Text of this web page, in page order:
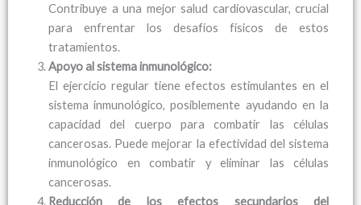
Contribuye a una mejor salud cardiovascular, crucial
para enfrentar los desafíos físicos de estos
tratamientos.
Apoyo al sistema inmunológico:
El ejercicio regular tiene efectos estimulantes en el
sistema inmunológico, posiblemente ayudando en la
capacidad del cuerpo para combatir las células
cancerosas. Puede mejorar la efectividad del sistema
inmunológico en combatir y eliminar las células
cancerosas.
Reducción de los efectos secundarios del